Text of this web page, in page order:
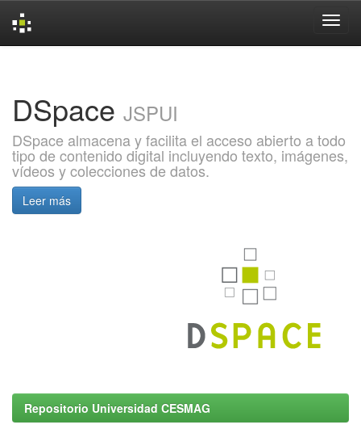
DSpace JSPUI
DSpace almacena y facilita el acceso abierto a todo
tipo de contenido digital incluyendo texto, imágenes,
vídeos y colecciones de datos.
Leer más
Repositorio Universidad CESMAG